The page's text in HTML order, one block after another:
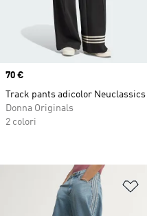
Price
70 €
Track pants adicolor Neuclassics
Donna Originals
2 colori